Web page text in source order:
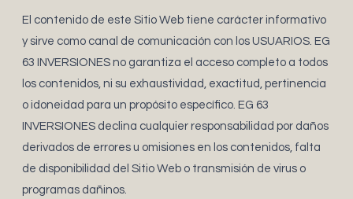
El contenido de este Sitio Web tiene carácter informativo
y sirve como canal de comunicación con los USUARIOS. EG
63 INVERSIONES no garantiza el acceso completo a todos
los contenidos, ni su exhaustividad, exactitud, pertinencia
o idoneidad para un propósito específico. EG 63
INVERSIONES declina cualquier responsabilidad por daños
derivados de errores u omisiones en los contenidos, falta
de disponibilidad del Sitio Web o transmisión de virus o
programas dañinos.